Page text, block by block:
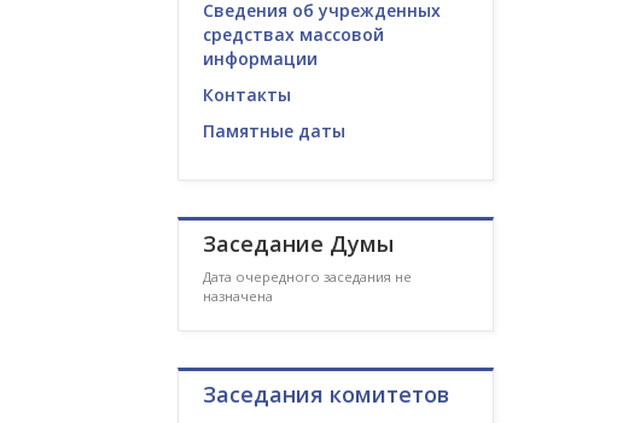
Сведения об учрежденных
средствах массовой
информации
Контакты
Памятные даты
Заседание Думы
Дата очередного заседания не
назначена
Заседания комитетов